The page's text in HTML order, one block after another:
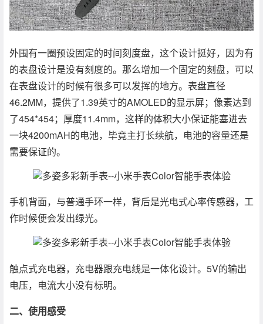
外围有一圈预设固定的时间刻度盘，这个设计挺好，因为有
的表盘设计是没有刻度的。那么增加一个固定的刻盘，可以
在表盘设计的时候有很多可以发挥的地方。表盘直径
46.2MM，提供了1.39英寸的AMOLED的显示屏；像素达到
了454*454；厚度11.4mm，这样的体积大小保证能塞进去
一块4200mAH的电池，毕竟主打长续航，电池的容量还是
需要保证的。
手机背面，与普通手环一样，背后是光电式心率传感器，工
作时候便会发出绿光。
触点式充电器，充电器跟充电线是一体化设计。5V的输出
电压，电流大小没有标明。
二、使用感受